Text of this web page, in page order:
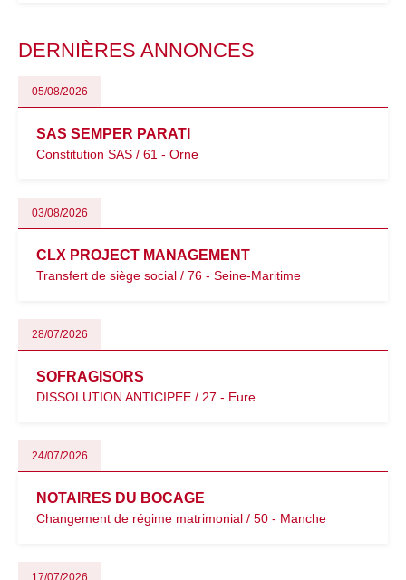
DERNIÈRES ANNONCES
05/08/2026
SAS SEMPER PARATI
Constitution SAS / 61 - Orne
03/08/2026
CLX PROJECT MANAGEMENT
Transfert de siège social / 76 - Seine-Maritime
28/07/2026
SOFRAGISORS
DISSOLUTION ANTICIPEE / 27 - Eure
24/07/2026
NOTAIRES DU BOCAGE
Changement de régime matrimonial / 50 - Manche
17/07/2026